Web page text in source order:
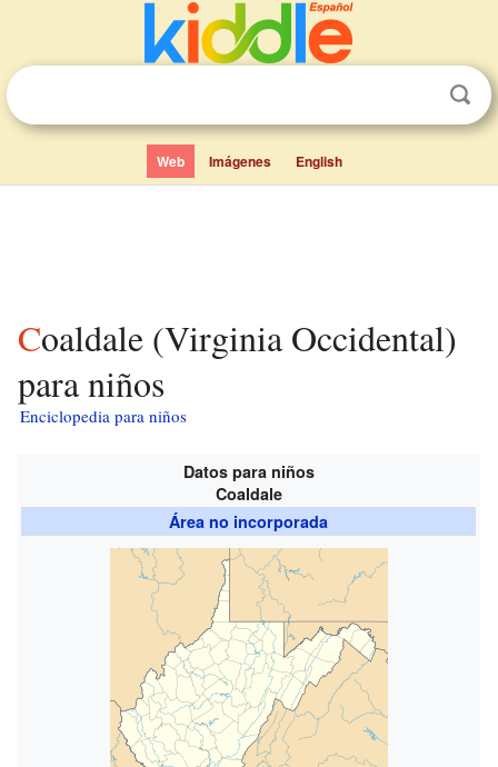
Web Imágenes English
Coaldale (Virginia Occidental)
para niños
Enciclopedia para niños
Datos para niños
Coaldale
Área no incorporada